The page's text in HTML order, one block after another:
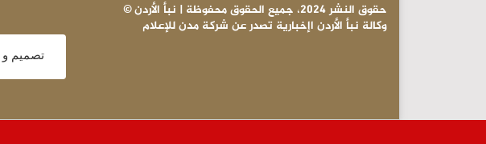
© حقوق النشر 2024، جميع الحقوق محفوظة | نبأ الأردن
وكالة نبأ الأردن اإخبارية تصدر عن شركة مدن للإعلام
تصميم و